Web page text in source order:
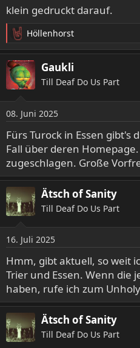
klein gedruckt darauf.
R
e
a
k
t
n
e
n
:
Höllenhorst
Gaukli
Till Deaf Do Us Part
08. Juni 2025
Fürs Turock in Essen gibt's
Fall über deren
zugeschlagen. Große
Ätsch of Sanity
Till Deaf Do Us Part
16. Juli 2025
Hmm, gibt aktuell, so weit
Trier und Essen. Wenn die
haben, rufe ich zum
Ätsch of Sanity
Till Deaf Do Us Part